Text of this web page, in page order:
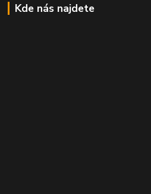
Kde nás najdete